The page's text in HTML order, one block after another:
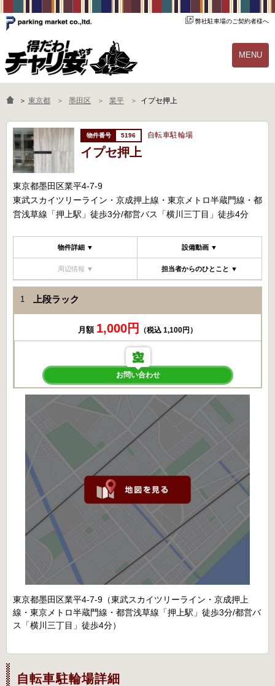
弊社駐車場のご契約者様へ
MENU
物件一覧
よくあるご質問 駐輪場オーナー様へ
＞ 東京都 墨田区 業平 イプセ押上
5196 自転車駐輪場
イプセ押上
東京都墨田区業平4-7-9
東武スカイツリーライン・京成押上線・東京メトロ半蔵門線・都
営浅草線「押上駅」徒歩3分/都営バス「横川三丁目」徒歩4分
物件詳細 ▼ 設備動画 ▼
周辺情報 ▼ 担当者からのひとこと ▼
1 上段ラック
月額 1,000円 （税込 1,100円）
お問い合わせ
東京都墨田区業平4-7-9（東武スカイツリーライン・京成押上
線・東京メトロ半蔵門線・都営浅草線「押上駅」徒歩3分/都営バ
ス「横川三丁目」徒歩4分）
自転車駐輪場詳細